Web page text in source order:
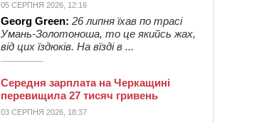
05 СЕРПНЯ 2026, 12:16
Georg Green: 26 липня їхав по трасі
Умань-Золотоноша, то це якийсь жах,
від цих їздюків. На вїзді в ...
Середня зарплата на Черкащині
перевищила 27 тисяч гривень
03 СЕРПНЯ 2026, 18:37